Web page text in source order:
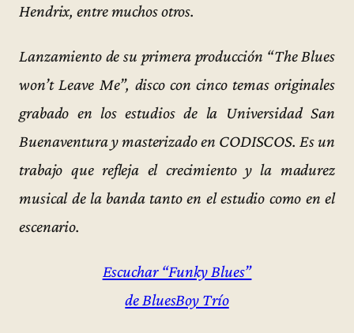
Hendrix, entre muchos otros.
Lanzamiento de su primera producción “The Blues
won’t Leave Me”, disco con cinco temas originales
grabado en los estudios de la Universidad San
Buenaventura y masterizado en CODISCOS. Es un
trabajo que refleja el crecimiento y la madurez
musical de la banda tanto en el estudio como en el
escenario.
Escuchar “Funky Blues”
de BluesBoy Trío